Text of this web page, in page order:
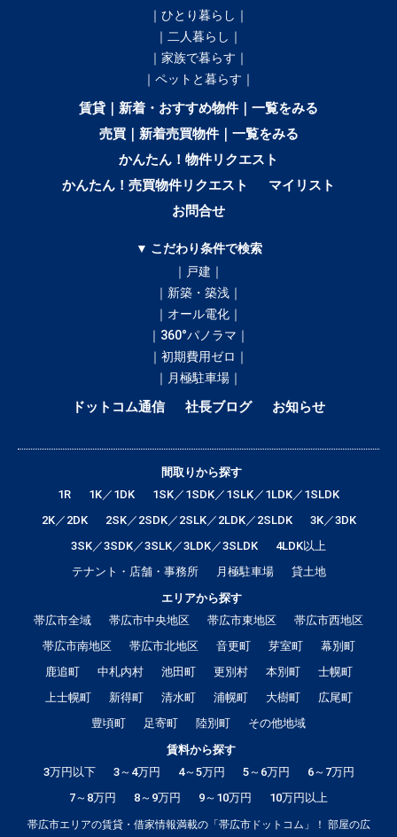
｜ひとり暮らし｜
｜二人暮らし｜
｜家族で暮らす｜
｜ペットと暮らす｜
賃貸｜新着・おすすめ物件｜一覧をみる
売買｜新着売買物件｜一覧をみる
かんたん！物件リクエスト
かんたん！売買物件リクエスト
マイリスト
お問合せ
▼ こだわり条件で検索
｜戸建｜
｜新築・築浅｜
｜オール電化｜
｜360°パノラマ｜
｜初期費用ゼロ｜
｜月極駐車場｜
ドットコム通信 社長ブログ お知らせ
間取りから探す
1R
1K／1DK
1SK／1SDK／1SLK／1LDK／1SLDK
2K／2DK
2SK／2SDK／2SLK／2LDK／2SLDK
3K／3DK
3SK／3SDK／3SLK／3LDK／3SLDK
4LDK以上
テナント・店舗・事務所
月極駐車場
貸土地
エリアから探す
帯広市全域
帯広市中央地区 帯広市東地区
帯広市西地区
帯広市南地区
帯広市北地区 音更町 芽室町
幕別町
鹿追町
中札内村 池田町 更別村 本別町
士幌町
上士幌町
新得町 清水町 浦幌町 大樹町
広尾町
豊頃町
足寄町 陸別町
その他地域
賃料から探す
3万円以下
3～4万円 4～5万円 5～6万円
6～7万円
7～8万円
8～9万円 9～10万円 10万円以上
帯広市エリアの賃貸・借家情報満載の「帯広市ドットコム」！ 部屋の広